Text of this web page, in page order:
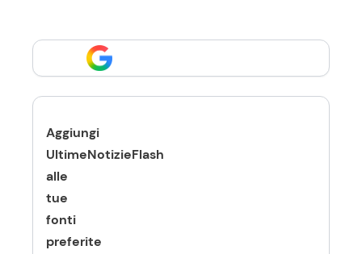
Aggiungi
UltimeNotizieFlash
alle
tue
fonti
preferite